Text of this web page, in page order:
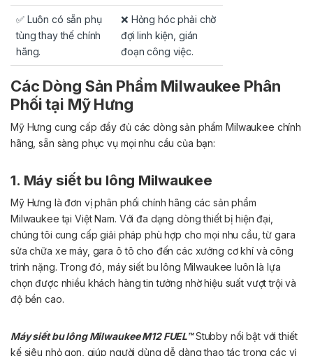
✅ Luôn có sẵn phụ
tùng thay thế chính
hãng.
❌ Hỏng hóc phải chờ
đợi linh kiện, gián
đoạn công việc.
Các Dòng Sản Phẩm Milwaukee Phân
Phối tại Mỹ Hưng
Mỹ Hưng cung cấp đầy đủ các dòng sản phẩm Milwaukee chính
hãng, sẵn sàng phục vụ mọi nhu cầu của bạn:
1. Máy siết bu lông Milwaukee
Mỹ Hưng là đơn vị phân phối chính hãng các sản phẩm
Milwaukee tại Việt Nam. Với đa dạng dòng thiết bị hiện đại,
chúng tôi cung cấp giải pháp phù hợp cho mọi nhu cầu, từ gara
sửa chữa xe máy, gara ô tô cho đến các xưởng cơ khí và công
trình nặng. Trong đó, máy siết bu lông Milwaukee luôn là lựa
chọn được nhiều khách hàng tin tưởng nhờ hiệu suất vượt trội và
độ bền cao.
Máy siết bu lông Milwaukee M12 FUEL™Stubby nổi bật với thiết
kế siêu nhỏ gọn, giúp người dùng dễ dàng thao tác trong các vị